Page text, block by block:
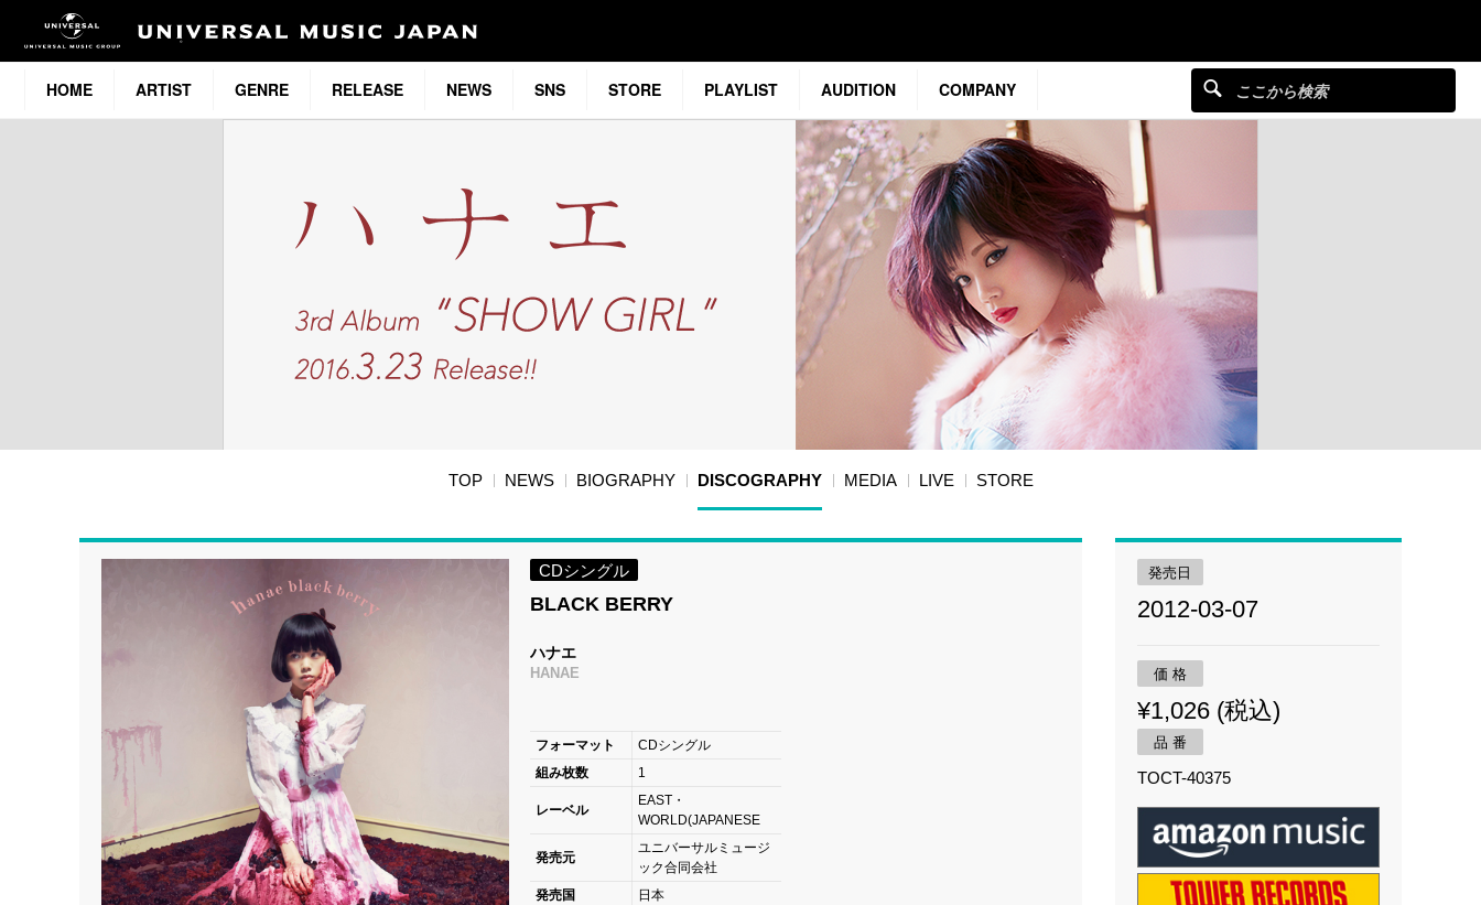
HOME ARTIST GENRE RELEASE NEWS SNS STORE PLAYLIST AUDITION COMPANY
TOP NEWS BIOGRAPHY DISCOGRAPHY MEDIA LIVE STORE
CDシングル
BLACK BERRY
ハナエ
HANAE
フォーマット
CDシングル
組み枚数
1
レーベル
EAST・
WORLD(JAPANESE
発売元
ユニバーサルミュージ
ック合同会社
発売国
日本
発売日
2012-03-07
価 格
¥1,026 (税込)
品 番
TOCT-40375